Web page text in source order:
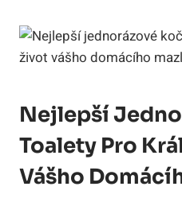
Nejlepší
Toalety Pro
Vášho